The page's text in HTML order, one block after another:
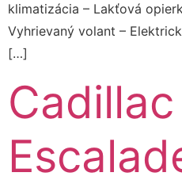
klimatizácia – Lakťová
Vyhrievaný volant –
[…]
Cadillac